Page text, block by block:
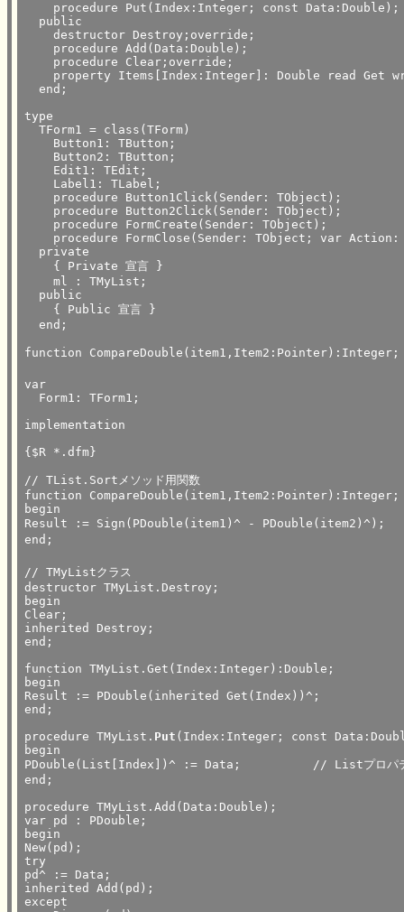
    procedure Put(Index:Integer; const Data:Double);
  public
    destructor Destroy;override;
    procedure Add(Data:Double);
    procedure Clear;override;
property Items[Index:Integer]: Double read Get
  end;
type
  TForm1 = class(TForm)
    Button1: TButton;
    Button2: TButton;
    Edit1: TEdit;
    Label1: TLabel;
    procedure Button1Click(Sender: TObject);
    procedure Button2Click(Sender: TObject);
    procedure FormCreate(Sender: TObject);
procedure FormClose(Sender: TObject; var Action:
  private
    { Private 宣言 }
    ml : TMyList;
  public
    { Public 宣言 }
  end;
function CompareDouble(item1,Item2:Pointer):Integer;	// TList.Sortを使うための関数
var
  Form1: TForm1;
implementation
{$R *.dfm}
// TList.Sortメソッド用関数
function CompareDouble(item1,Item2:Pointer):Integer;
begin
Result := Sign(PDouble(item1)^ - PDouble(item2)^);	// Signで符号を返す。
end;							// if　評価式 < 0 then Result := -1 else ～では、
// TMyListクラス
destructor TMyList.Destroy;
begin
Clear;
inherited Destroy;
end;
function TMyList.Get(Index:Integer):Double;
begin
Result := PDouble(inherited Get(Index))^;
end;
procedure TMyList. Put (Index:Integer; const
begin
PDouble(List[Index])^ := Data;		// Listプロパティをキャストして、データを代入
end;
procedure TMyList.Add(Data:Double);
var pd : PDouble;
begin
New(pd);
try
pd^ := Data;
inherited Add(pd);
except